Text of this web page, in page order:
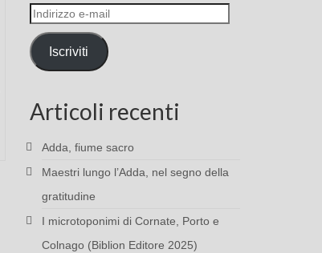
Indirizzo
e-
mail
Iscriviti
Articoli recenti
Adda, fiume sacro
Maestri lungo l’Adda, nel segno della
gratitudine
I microtoponimi di Cornate, Porto e
Colnago (Biblion Editore 2025)